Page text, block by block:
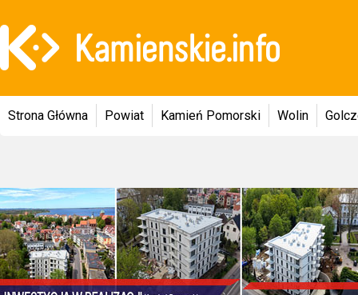
Strona Główna Powiat Kamień Pomorski Wolin